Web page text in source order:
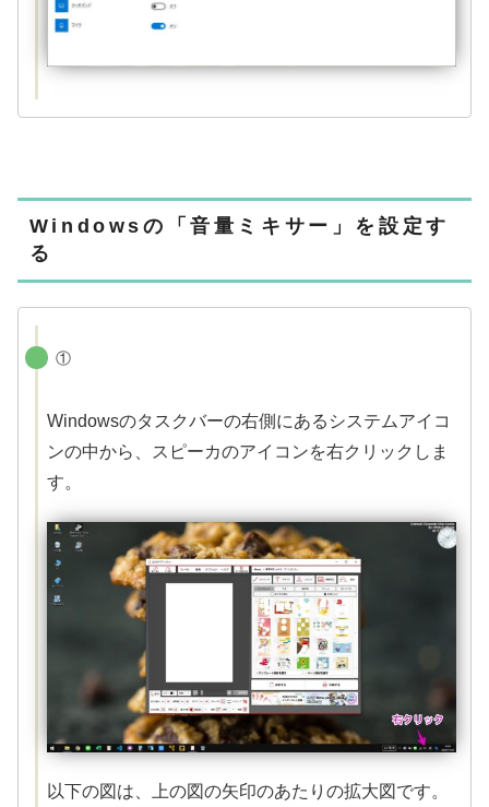
Windowsの「音量ミキサー」を設定す
る
①
Windowsのタスクバーの右側にあるシステムアイコ
ンの中から、スピーカのアイコンを右クリックしま
す。
以下の図は、上の図の矢印のあたりの拡大図です。